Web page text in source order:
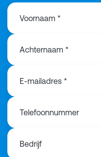
Voornaam *
Achternaam *
E-mailadres *
Telefoonnummer
Bedrijf